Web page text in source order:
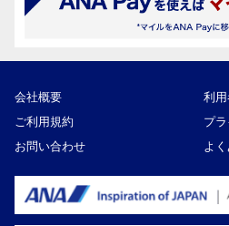
会社概要
利
ご利用規約
プ
お問い合わせ
よ